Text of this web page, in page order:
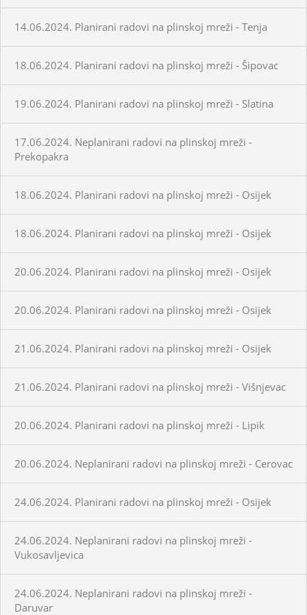
14.06.2024. Planirani radovi na plinskoj mreži - Tenja
18.06.2024. Planirani radovi na plinskoj mreži - Šipovac
19.06.2024. Planirani radovi na plinskoj mreži - Slatina
17.06.2024. Neplanirani radovi na plinskoj mreži -
Prekopakra
18.06.2024. Planirani radovi na plinskoj mreži - Osijek
18.06.2024. Planirani radovi na plinskoj mreži - Osijek
20.06.2024. Planirani radovi na plinskoj mreži - Osijek
20.06.2024. Planirani radovi na plinskoj mreži - Osijek
21.06.2024. Planirani radovi na plinskoj mreži - Osijek
21.06.2024. Planirani radovi na plinskoj mreži - Višnjevac
20.06.2024. Planirani radovi na plinskoj mreži - Lipik
20.06.2024. Neplanirani radovi na plinskoj mreži - Cerovac
24.06.2024. Planirani radovi na plinskoj mreži - Osijek
24.06.2024. Neplanirani radovi na plinskoj mreži -
Vukosavljevica
24.06.2024. Neplanirani radovi na plinskoj mreži -
Daruvar